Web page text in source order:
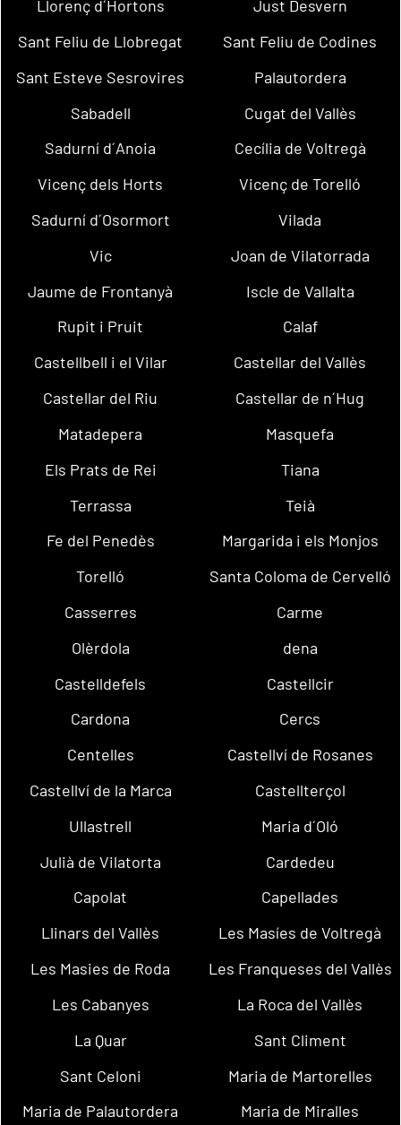
Llorenç d´Hortons
Just Desvern
Sant Feliu de Llobregat
Sant Feliu de Codines
Sant Esteve Sesrovires
Palautordera
Sabadell
Cugat del Vallès
Sadurní d´Anoia
Cecília de Voltregà
Vicenç dels Horts
Vicenç de Torelló
Sadurní d´Osormort
Vilada
Vic
Joan de Vilatorrada
Jaume de Frontanyà
Iscle de Vallalta
Rupit i Pruit
Calaf
Castellbell i el Vilar
Castellar del Vallès
Castellar del Riu
Castellar de n´Hug
Matadepera
Masquefa
Els Prats de Rei
Tiana
Terrassa
Teià
Fe del Penedès
Margarida i els Monjos
Torelló
Santa Coloma de Cervelló
Casserres
Carme
Olèrdola
dena
Castelldefels
Castellcir
Cardona
Cercs
Centelles
Castellví de Rosanes
Castellví de la Marca
Castellterçol
Ullastrell
Maria d´Oló
Julià de Vilatorta
Cardedeu
Capolat
Capellades
Llinars del Vallès
Les Masíes de Voltregà
Les Masies de Roda
Les Franqueses del Vallès
Les Cabanyes
La Roca del Vallès
La Quar
Sant Climent
Sant Celoni
Maria de Martorelles
Maria de Palautordera
Maria de Miralles